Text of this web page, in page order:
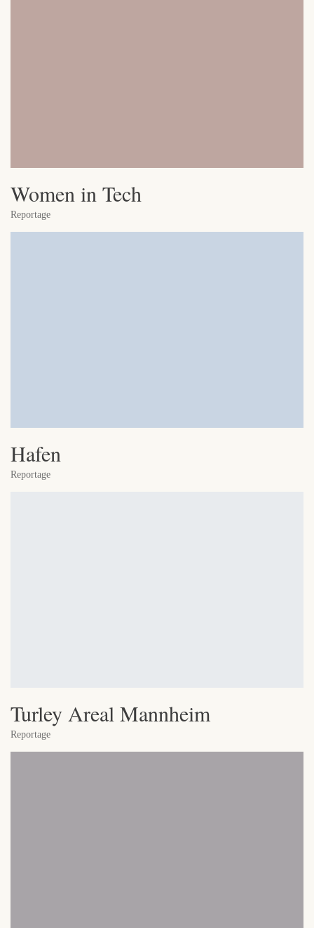
Women in Tech
Reportage
Hafen
Reportage
Turley Areal Mannheim
Reportage